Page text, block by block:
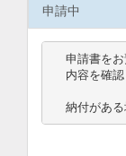
申請中
申請書をお
内容を確認
納付があ